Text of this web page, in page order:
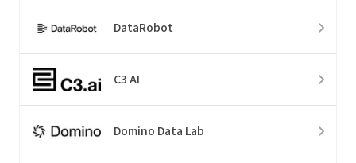
DataRobot
C3 AI
Domino Data Lab